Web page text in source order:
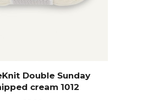
Double Sunday
cream 1012